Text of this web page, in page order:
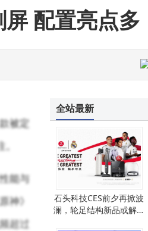
配置亮点多
被定
能与
神》
超过
全站最新
石头科技CES前夕再掀波
澜，轮足结构新品或解锁